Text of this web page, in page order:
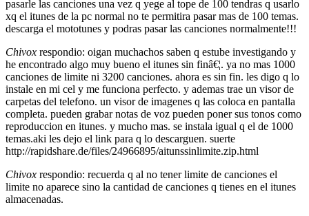
pasarle las canciones una vez q yege al tope de 100 tendras q usarlo
xq el itunes de la pc normal no te permitira pasar mas de 100 temas.
descarga el mototunes y podras pasar las canciones normalmente!!!
Chivox respondio: oigan muchachos saben q estube investigando y
he encontrado algo muy bueno el itunes sin finâ€¦. ya no mas 1000
canciones de limite ni 3200 canciones. ahora es sin fin. les digo q lo
instale en mi cel y me funciona perfecto. y ademas trae un visor de
carpetas del telefono. un visor de imagenes q las coloca en pantalla
completa. pueden grabar notas de voz pueden poner sus tonos como
reproduccion en itunes. y mucho mas. se instala igual q el de 1000
temas.aki les dejo el link para q lo descarguen. suerte
http://rapidshare.de/files/24966895/aitunssinlimite.zip.html
Chivox respondio: recuerda q al no tener limite de canciones el
limite no aparece sino la cantidad de canciones q tienes en el itunes
almacenadas.